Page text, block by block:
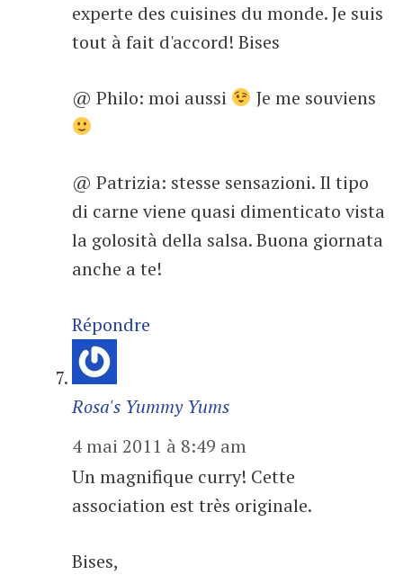
experte des cuisines du monde. Je suis
tout à fait d'accord! Bises
@ Philo: moi aussi Je me souviens
@ Patrizia: stesse sensazioni. Il tipo
di carne viene quasi dimenticato vista
la golosità della salsa. Buona giornata
anche a te!
Répondre
Rosa's Yummy Yums
4 mai 2011 à 8:49 am
Un magnifique curry! Cette
association est très originale.
Bises,